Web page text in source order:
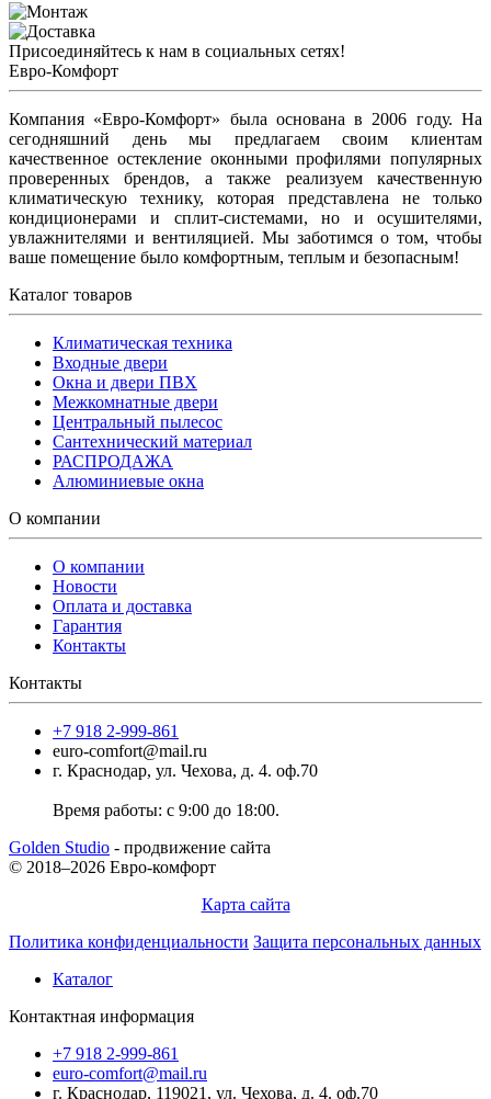
Присоединяйтесь к нам в социальных сетях!
Евро-Комфорт
Компания «Евро-Комфорт» была основана в 2006 году. На
сегодняшний день мы предлагаем своим клиентам
качественное остекление оконными профилями популярных
проверенных брендов, а также реализуем качественную
климатическую технику, которая представлена не только
кондиционерами и сплит-системами, но и осушителями,
увлажнителями и вентиляцией. Мы заботимся о том, чтобы
ваше помещение было комфортным, теплым и безопасным!
Каталог товаров
Климатическая техника
Входные двери
Окна и двери ПВХ
Межкомнатные двери
Центральный пылесос
Сантехнический материал
РАСПРОДАЖА
Алюминиевые окна
О компании
О компании
Новости
Оплата и доставка
Гарантия
Контакты
Контакты
+7 918 2-999-861
euro-comfort@mail.ru
г. Краснодар, ул. Чехова, д. 4. оф.70
Время работы: с 9:00 до 18:00.
Golden Studio - продвижение сайта
© 2018–2026 Евро-комфорт
Карта сайта
Политика конфиденциальности Защита персональных данных
Каталог
Контактная информация
+7 918 2-999-861
euro-comfort@mail.ru
г. Краснодар, 119021, ул. Чехова, д. 4. оф.70